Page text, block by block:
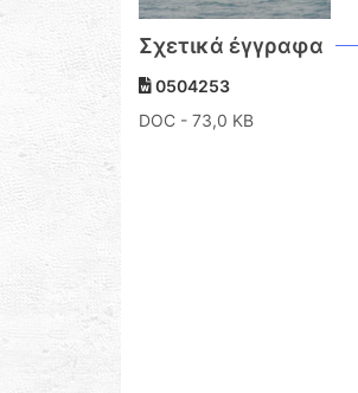
Σχετικά έγγραφα
0504253
DOC - 73,0 KB